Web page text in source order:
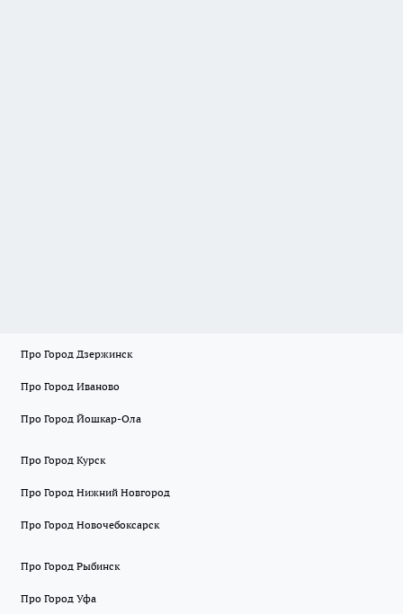
Про Город Дзержинск
Про Город Иваново
Про Город Йошкар-Ола
Про Город Курск
Про Город Нижний Новгород
Про Город Новочебоксарск
Про Город Рыбинск
Про Город Уфа